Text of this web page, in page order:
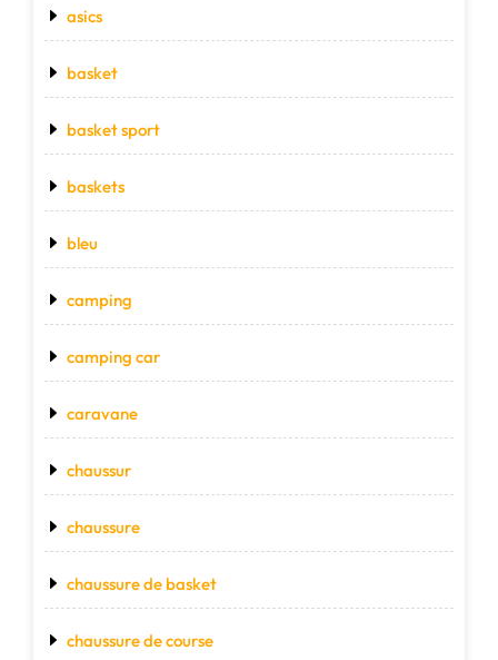
asics
basket
basket sport
baskets
bleu
camping
camping car
caravane
chaussur
chaussure
chaussure de basket
chaussure de course